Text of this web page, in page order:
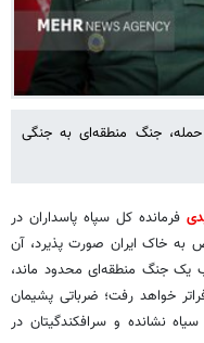
حمله، جنگ منطقه‌ای به جنگی
فرمانده کل سپاه پاسداران در
به خاک ایران صورت پذیرد، آن
یک جنگ منطقه‌ای محدود ماند،
خواهد رفت؛ ضرباتی پشیمان
نشانده و سرافکندگیتان در